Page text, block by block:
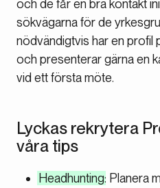
och de får en bra kontakt
sökvägarna för de
nödvändigtvis har en profil
och presenterar gärna en
vid ett första möte.
Lyckas rekrytera
våra tips
Headhunting: Planera